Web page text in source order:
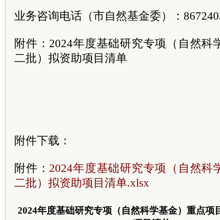
业务咨询电话（市自然基金委）：
附件：2024年度基础研究专项（自然科
二批）拟资助项目清单
附件下载：
附件： 2024年度基础研究专项（自然科
二批）拟资助项目清单.xlsx
2024年度基础研究专项（自然科学基金）重点项